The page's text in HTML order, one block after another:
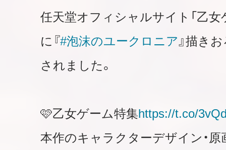
任天堂オフィシャルサイト「乙女
に『#泡沫のユークロニア』描き
されました。
🩷乙女ゲーム特集https://t.co/
本作のキャラクターデザイン・原